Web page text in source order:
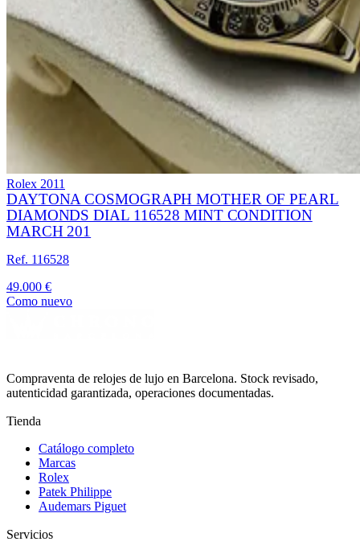
Rolex 2011
DAYTONA COSMOGRAPH MOTHER OF PEARL
DIAMONDS DIAL 116528 MINT CONDITION
MARCH 201
Ref. 116528
49.000 €
Como nuevo
Compraventa de relojes de lujo en Barcelona. Stock revisado,
autenticidad garantizada, operaciones documentadas.
Tienda
Catálogo completo
Marcas
Rolex
Patek Philippe
Audemars Piguet
Servicios